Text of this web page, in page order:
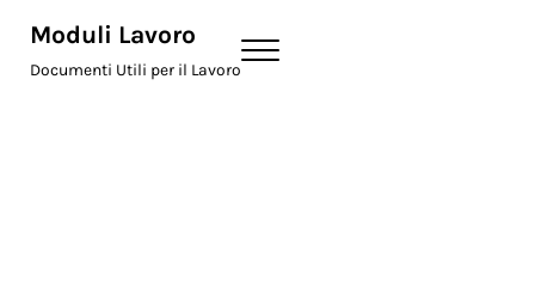
Moduli Lavoro
Documenti Utili per il Lavoro
Menu